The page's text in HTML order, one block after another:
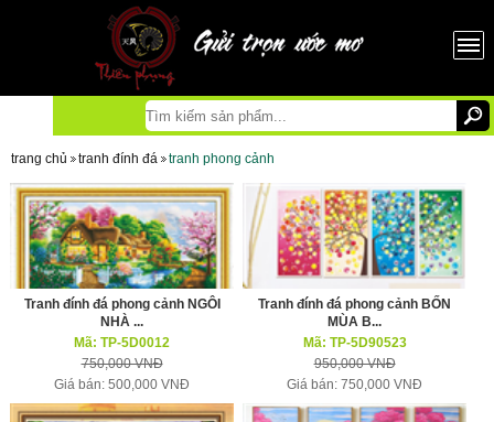
trang chủ tranh đính đá tranh phong cảnh
Tranh đính đá phong cảnh NGÔI
NHÀ ...
Mã: TP-5D0012
750,000 VNĐ
Giá bán: 500,000 VNĐ
Tranh đính đá phong cảnh BỐN
MÙA B...
Mã: TP-5D90523
950,000 VNĐ
Giá bán: 750,000 VNĐ